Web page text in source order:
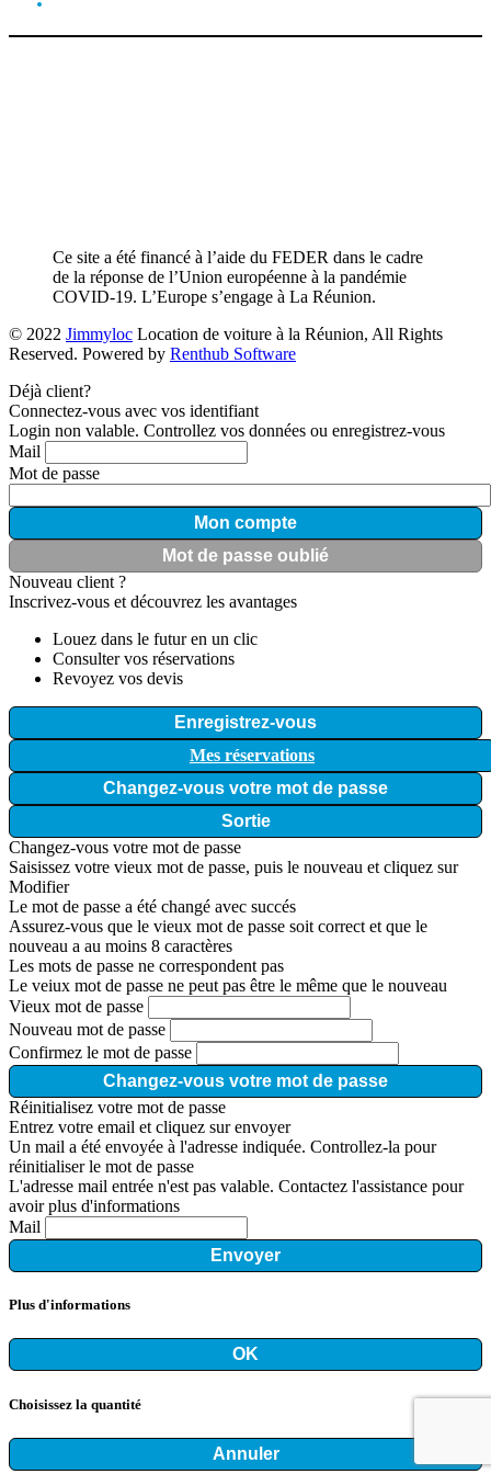
Ce site a été financé à l’aide du FEDER dans le cadre
de la réponse de l’Union européenne à la pandémie
COVID-19. L’Europe s’engage à La Réunion.
© 2022 Jimmyloc Location de voiture à la Réunion, All Rights
Reserved. Powered by Renthub Software
Déjà client?
Connectez-vous avec vos identifiant
Login non valable. Controllez vos données ou enregistrez-vous
Mail
Mot de passe
Mon compte
Mot de passe oublié
Nouveau client ?
Inscrivez-vous et découvrez les avantages
Louez dans le futur en un clic
Consulter vos réservations
Revoyez vos devis
Enregistrez-vous
Mes réservations
Changez-vous votre mot de passe
Sortie
Changez-vous votre mot de passe
Saisissez votre vieux mot de passe, puis le nouveau et cliquez sur
Modifier
Le mot de passe a été changé avec succés
Assurez-vous que le vieux mot de passe soit correct et que le
nouveau a au moins 8 caractères
Les mots de passe ne correspondent pas
Le veiux mot de passe ne peut pas être le même que le nouveau
Vieux mot de passe
Nouveau mot de passe
Confirmez le mot de passe
Changez-vous votre mot de passe
Réinitialisez votre mot de passe
Entrez votre email et cliquez sur envoyer
Un mail a été envoyée à l'adresse indiquée. Controllez-la pour
réinitialiser le mot de passe
L'adresse mail entrée n'est pas valable. Contactez l'assistance pour
avoir plus d'informations
Mail
Envoyer
Plus d'informations
OK
Choisissez la quantité
Annuler